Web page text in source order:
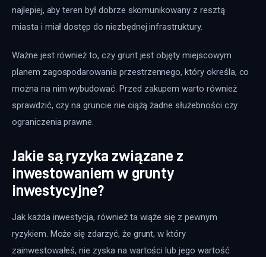
najlepiej, aby teren był dobrze skomunikowany z resztą
miasta i miał dostęp do niezbędnej infrastruktury.
Ważne jest również to, czy grunt jest objęty miejscowym
planem zagospodarowania przestrzennego, który określa, co
można na nim wybudować. Przed zakupem warto również
sprawdzić, czy na gruncie nie ciążą żadne służebności czy
ograniczenia prawne.
Jakie są ryzyka związane z
inwestowaniem w grunty
inwestycyjne?
Jak każda inwestycja, również ta wiąże się z pewnym
ryzykiem. Może się zdarzyć, że grunt, w który
zainwestowałeś, nie zyska na wartości lub jego wartość